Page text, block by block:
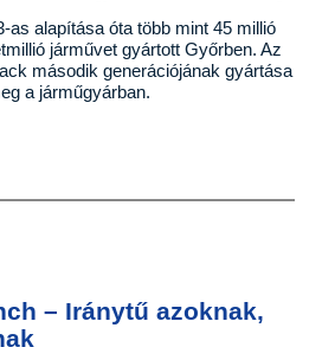
as alapítása óta több mint 45 millió
járművet gyártott Győrben. Az
második generációjának gyártása
a járműgyárban.
– Iránytű azoknak,